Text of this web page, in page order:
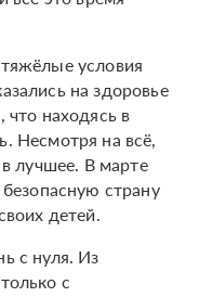
условия
на здоровье
что находясь в
Несмотря на всё,
лучшее. В марте
страну
детей.
с нуля. Из
с